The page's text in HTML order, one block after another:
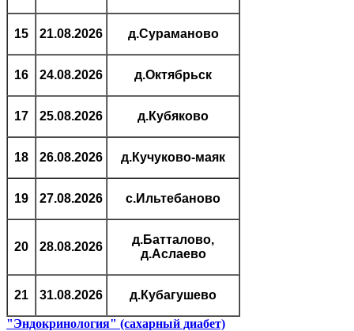
15 21.08.2026 д.Сураманово
16 24.08.2026 д.Октябрьск
17 25.08.2026 д.Кубяково
18 26.08.2026 д.Кучуково-маяк
19 27.08.2026 с.Ильтебаново
20 28.08.2026
д.Батталово,
д.Аслаево
21 31.08.2026 д.Кубагушево
"Эндокринология" (сахарный диабет)